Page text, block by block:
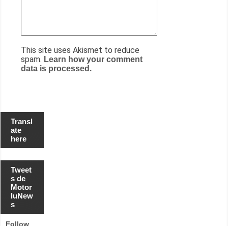
This site uses Akismet to reduce
spam. Learn how your comment
data is processed.
Transl
ate
here
Tweet
s de
Motor
luNew
s
Follow